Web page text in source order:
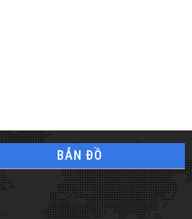
BẢN ĐỒ